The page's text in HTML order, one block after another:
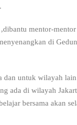
mentor-
di
untuk wilayah
ada di wilayah
bersama akan